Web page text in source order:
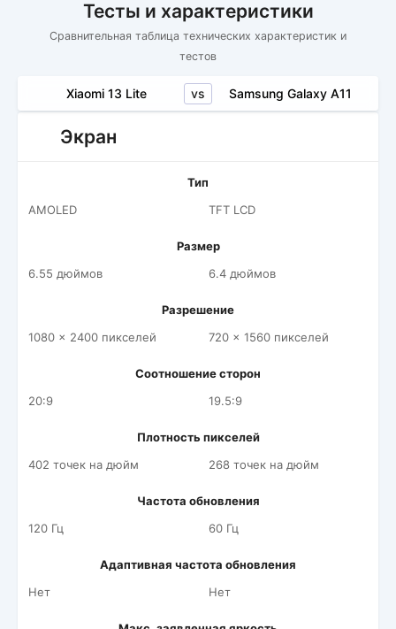
Тесты и характеристики
Сравнительная таблица технических характеристик и
тестов
Xiaomi 13 Lite vs Samsung Galaxy A11
Экран
Тип
AMOLED
TFT LCD
Размер
6.55 дюймов
6.4 дюймов
Разрешение
1080 x 2400 пикселей
720 x 1560 пикселей
Соотношение сторон
20:9
19.5:9
Плотность пикселей
402 точек на дюйм
268 точек на дюйм
Частота обновления
120 Гц
60 Гц
Адаптивная частота обновления
Нет
Нет